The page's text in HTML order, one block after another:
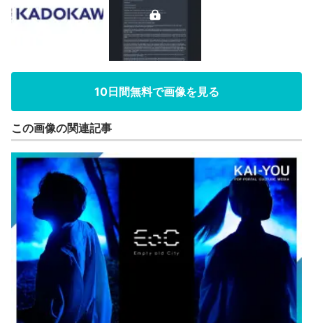
10日間無料で画像を見る
この画像の関連記事